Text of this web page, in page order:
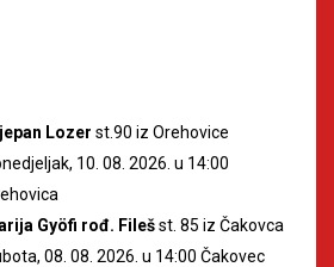
Lozer st.90 iz Orehovice
10. 08. 2026. u 14:00
Gyöfi rođ. Filešst. 85 iz Čakovca
08. 08. 2026. u 14:00 Čakovec